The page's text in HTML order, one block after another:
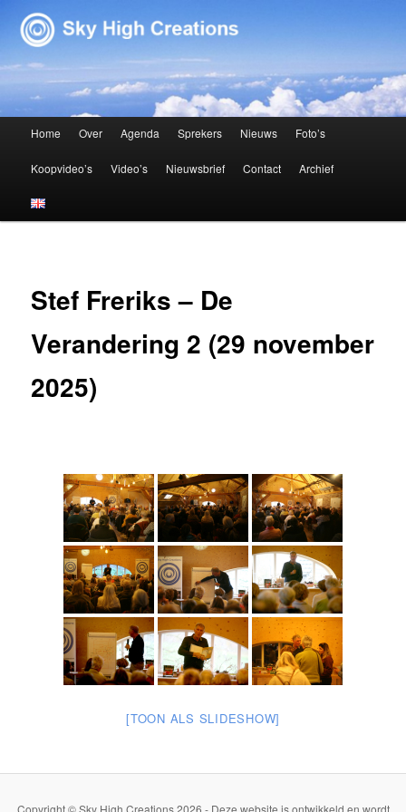
Sky High Creations
Spring naar de primaire inhoud
Spring naar de secundaire inhoud
Home Over Agenda Sprekers Nieuws Foto’s
Koopvideo’s Video’s Nieuwsbrief Contact Archief
Stef Freriks – De
Verandering 2 (29 november
2025)
[TOON ALS SLIDESHOW]